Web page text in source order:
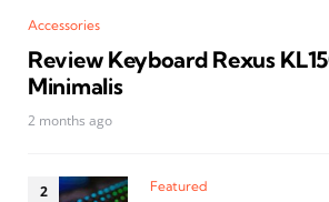
Accessories
Review Keyboard Rexus
Minimalis
2 months ago
Featured